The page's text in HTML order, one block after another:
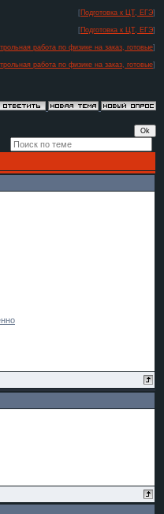
[ Подготовка к ЦТ, ЕГЭ]
[ Подготовка к ЦТ, ЕГЭ]
работа по физике на заказ, готовые]
работа по физике на заказ, готовые]